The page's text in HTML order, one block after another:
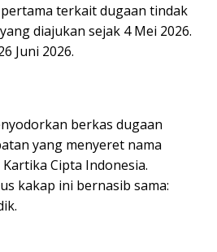
terkait dugaan tindak
diajukan sejak 4 Mei 2026.
Juni 2026.
berkas dugaan
yang menyeret nama
Cipta Indonesia.
kakap ini bernasib sama: